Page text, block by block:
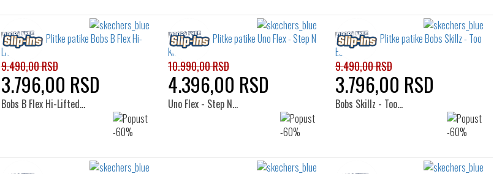
9.490,00 RSD
3.796,00 RSD
Bobs B Flex Hi-Lifted…
10.990,00 RSD
4.396,00 RSD
Uno Flex - Step N…
9.490,00 RSD
3.796,00 RSD
Bobs Skillz - Too…